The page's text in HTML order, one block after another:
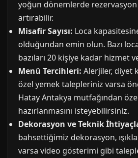
yoğun dönemlerde rezervasyon
artırabilir.
Misafir Sayısı: Loca
olduğundan emin olun. Bazı
bazıları 20 kişiye kadar hizmet
Menü Tercihleri: Alerjiler, diyet
özel yemek talepleriniz varsa
Hatay Antakya mutfağından
hazırlanmasını isteyebilirsiniz.
Dekorasyon ve Teknik
bahsettiğimiz dekorasyon,
varsa video gösterimi gibi